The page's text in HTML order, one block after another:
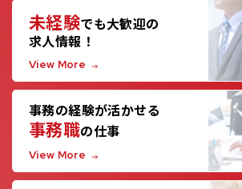
未経験でも大歓迎の
求人情報！
View More
事務の経験が活かせる
事務職の仕事
View More